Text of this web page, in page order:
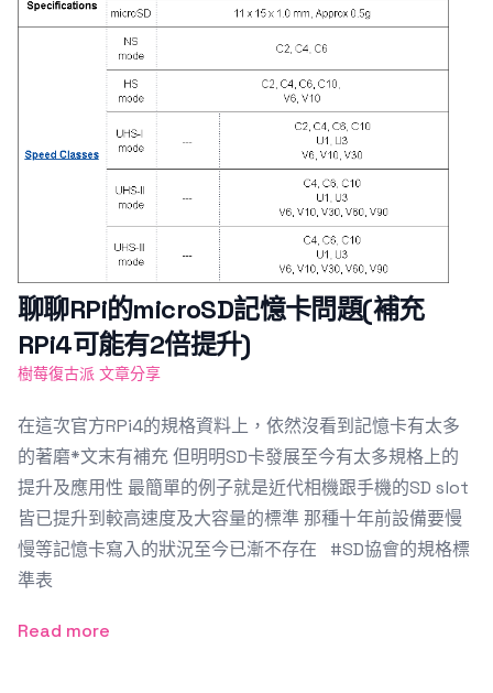
聊聊RPi的microSD記憶卡問題(補充
RPi4可能有2倍提升)
樹莓復古派 文章分享
在這次官方RPi4的規格資料上，依然沒看到記憶卡有太多
的著磨*文末有補充 但明明SD卡發展至今有太多規格上的
提升及應用性 最簡單的例子就是近代相機跟手機的SD slot
皆已提升到較高速度及大容量的標準 那種十年前設備要慢
慢等記憶卡寫入的狀況至今已漸不存在 #SD協會的規格標
準表
Read more